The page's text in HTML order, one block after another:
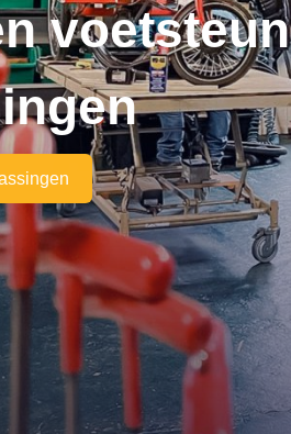
voetsteun